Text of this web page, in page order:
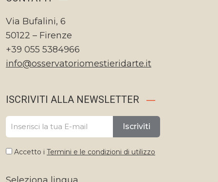
Via Bufalini, 6
50122 – Firenze
+39 055 5384966
info@osservatoriomestieridarte.it
ISCRIVITI ALLA NEWSLETTER
Iscriviti
Accetto i Termini e le condizioni di utilizzo